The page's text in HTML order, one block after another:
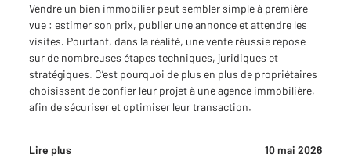
Vendre un bien immobilier peut sembler simple à première
vue : estimer son prix, publier une annonce et attendre les
visites. Pourtant, dans la réalité, une vente réussie repose
sur de nombreuses étapes techniques, juridiques et
stratégiques. C’est pourquoi de plus en plus de propriétaires
choisissent de confier leur projet à une agence immobilière,
afin de sécuriser et optimiser leur transaction.
Lire plus 10 mai 2026